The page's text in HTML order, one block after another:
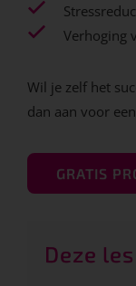
Verhoging
Wil je zelf het
dan aan voor
GRATIS
Deze